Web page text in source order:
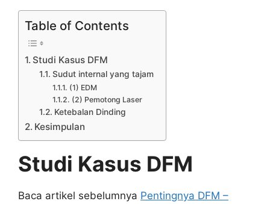
Table of Contents
Studi Kasus DFM
Sudut internal yang tajam
(1) EDM
(2) Pemotong Laser
Ketebalan Dinding
Kesimpulan
Studi Kasus DFM
Baca artikel sebelumnya Pentingnya DFM –